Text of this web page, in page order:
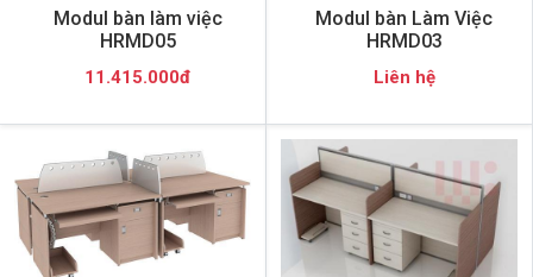
Modul bàn làm việc
HRMD05
11.415.000đ
Modul bàn Làm Việc
HRMD03
Liên hệ